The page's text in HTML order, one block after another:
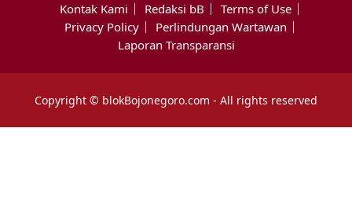
Kontak Kami
Redaksi bB
Terms of Use
Privacy Policy
Perlindungan Wartawan
Laporan Transparansi
Copyright © blokBojonegoro.com - All rights reserved